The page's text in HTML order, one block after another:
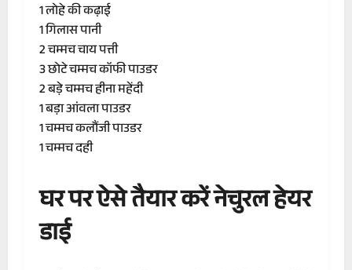
1 लोहे की कढ़ाई
1 गिलास पानी
2 चम्मच चाय पत्ती
3 छोटे चम्मच कॉफी पाउडर
2 बड़े चम्मच हीना महेंदी
1 बड़ा आंवला पाउडर
1 चम्मच कलौंजी पाउडर
1 चम्मच दही
घर पर ऐसे तैयार करें नेचुरल हेयर
डाई